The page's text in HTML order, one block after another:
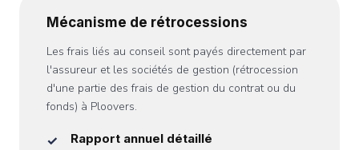
Mécanisme de rétrocessions
Les frais liés au conseil sont payés directement par
l'assureur et les sociétés de gestion (rétrocession
d'une partie des frais de gestion du contrat ou du
fonds) à Ploovers.
Rapport annuel détaillé